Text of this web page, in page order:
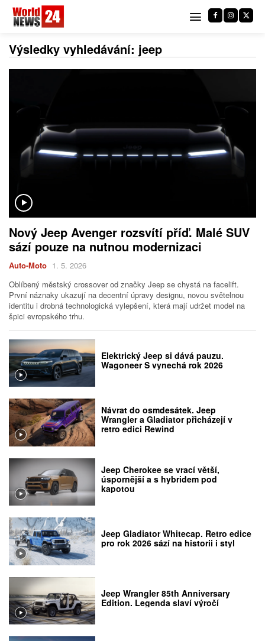
Výsledky vyhledávání: jeep
Nový Jeep Avenger rozsvítí příď. Malé SUV
sází pouze na nutnou modernizaci
Auto-Moto 1. 5. 2026
Oblíbený městský crossover od značky Jeep se chystá na facelift.
První náznaky ukazují na decentní úpravy designu, novou světelnou
identitu i drobná technologická vylepšení, která mají udržet model na
špici evropského trhu.
Elektrický Jeep si dává pauzu.
Wagoneer S vynechá rok 2026
Návrat do osmdesátek. Jeep
Wrangler a Gladiator přicházejí v
retro edici Rewind
Jeep Cherokee se vrací větší,
úspornější a s hybridem pod
kapotou
Jeep Gladiator Whitecap. Retro edice
pro rok 2026 sází na historii i styl
Jeep Wrangler 85th Anniversary
Edition. Legenda slaví výročí